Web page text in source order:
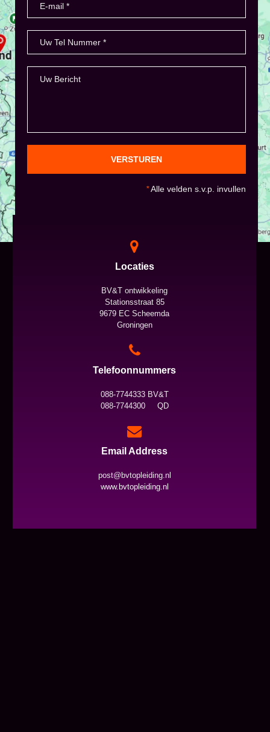
VERSTUREN
*Alle velden s.v.p. invullen
Locaties
BV&T ontwikkeling
Stationsstraat 85
9679 EC Scheemda
Groningen
Telefoonnummers
088-7744333 BV&T
088-7744300 QD
Email Address
post@bvtopleiding.nl
www.bvtopleiding.nl